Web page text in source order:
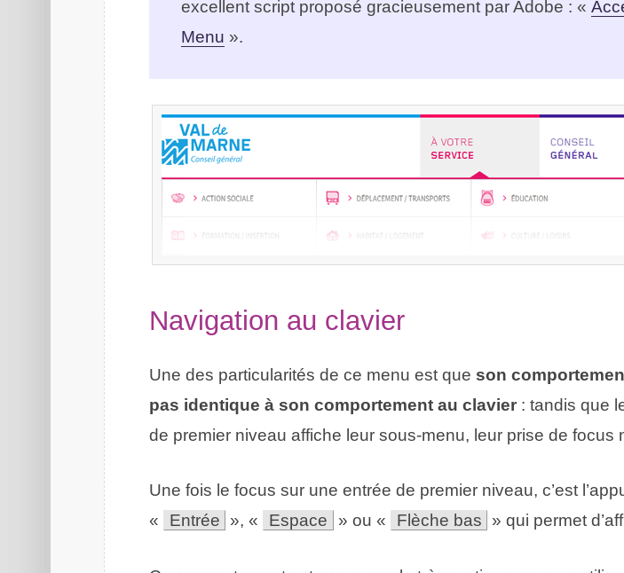
excellent script proposé gracieusement par Adobe : «
Menu ».
Navigation au clavier
Une des particularités de ce menu est que son
pas identique à son comportement au clavier: tandis que
de premier niveau affiche leur sous-menu, leur prise de focus
Une fois le focus sur une entrée de premier niveau, c’est
«
Entrée », « Espace » ou « Flèche bas » qui permet